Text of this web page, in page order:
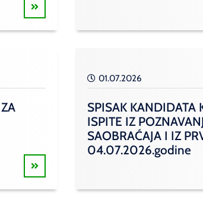
01.07.2026
SPISAK KANDIDATA
ISPITE IZ
SAOBRAĆAJA I IZ
04.07.2026.godine